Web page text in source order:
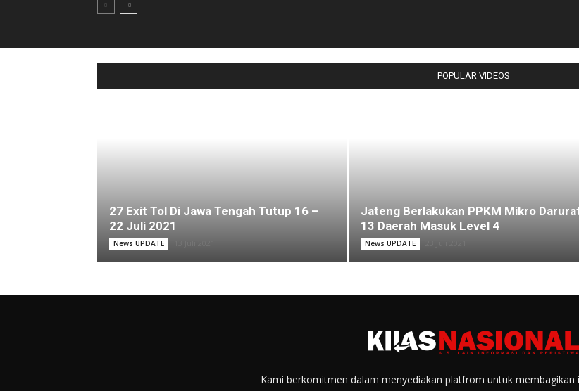
POPULAR VIDEOS
27 Exit Tol Di Jawa Tengah Tutup 16 –
22 Juli 2021
News UPDATE
Jateng Berlakukan PPKM Mikro
13 Daerah Masuk Level 4
News UPDATE
Kami berkomitmen dalam menyediakan platfrom untuk membagikan